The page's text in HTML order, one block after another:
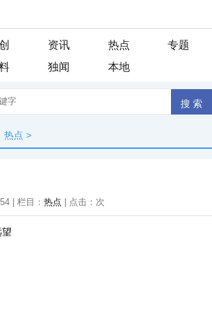
资讯 热点
专题
独闻 本地
热点 >
| 栏目： 热点 | 点击： 次